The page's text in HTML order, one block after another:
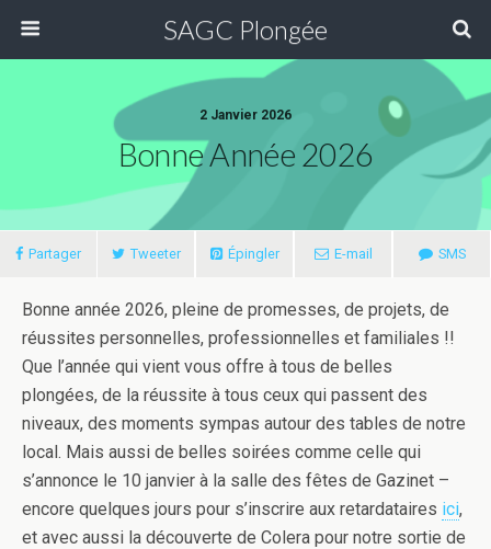
SAGC Plongée
2 Janvier 2026
Bonne Année 2026
Partager Tweeter Épingler E-mail SMS
Bonne année 2026, pleine de promesses, de projets, de
réussites personnelles, professionnelles et familiales !!
Que l’année qui vient vous offre à tous de belles
plongées, de la réussite à tous ceux qui passent des
niveaux, des moments sympas autour des tables de notre
local. Mais aussi de belles soirées comme celle qui
s’annonce le 10 janvier à la salle des fêtes de Gazinet –
encore quelques jours pour s’inscrire aux retardataires ici,
et avec aussi la découverte de Colera pour notre sortie de